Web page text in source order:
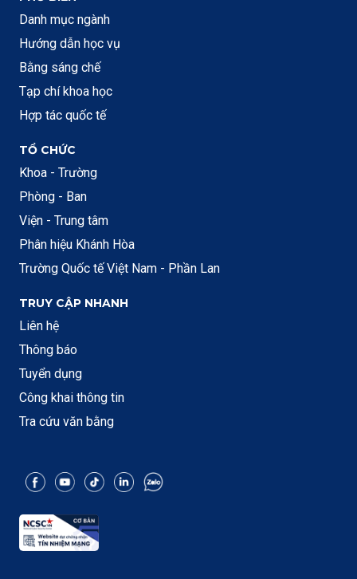
Danh mục ngành
Hướng dẫn học vụ
Bằng sáng chế
Tạp chí khoa học
Hợp tác quốc tế
TỔ CHỨC
Khoa - Trường
Phòng - Ban
Viện - Trung tâm
Phân hiệu Khánh Hòa
Trường Quốc tế Việt Nam - Phần Lan
TRUY CẬP NHANH
Liên hệ
Thông báo
Tuyển dụng
Công khai thông tin
Tra cứu văn bằng